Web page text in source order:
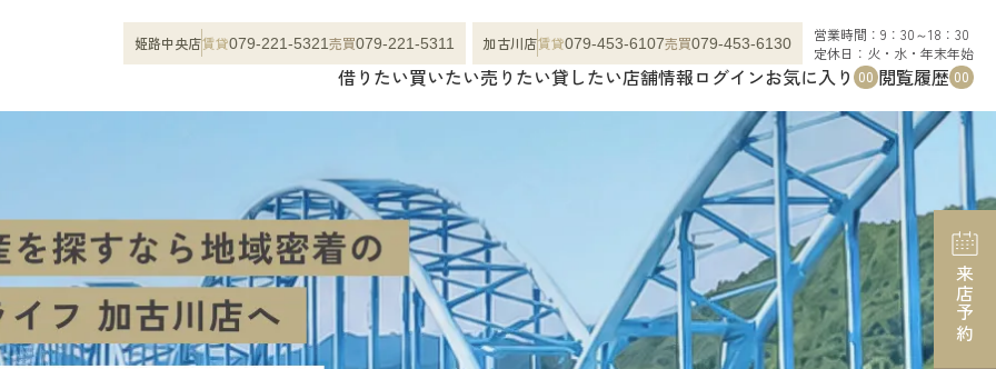
姫路中央店賃貸079-221-5321売買079-221-5311 加古川店賃貸079-453-6107売買079-453-6130
営業時間：9：30～18：30
定休日：火・水・年末年始
借りたい買いたい売りたい貸したい店舗情報ログインお気に入り 00 閲覧履歴 00
来店予約